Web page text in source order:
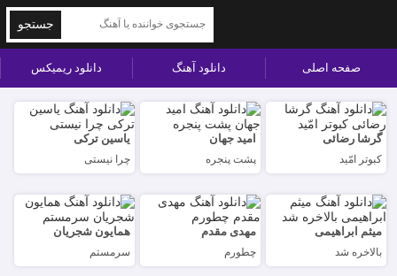
جستجو
صفحه اصلی دانلود آهنگ دانلود ریمیکس
گرشا رضائی
کبوتر امّید
امید جهان
پشت پنجره
یاسین ترکی
چرا نیستی
میثم ابراهیمی
بالاخره شد
مهدی مقدم
چطورم
همایون شجریان
سرمستم